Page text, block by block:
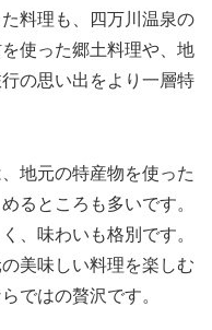
料理も、四万川温泉の
使った郷土料理や、地
の思い出をより一層特
地元の特産物を使った
るところも多いです。
、味わいも格別です。
美味しい料理を楽しむ
ではの贅沢です。